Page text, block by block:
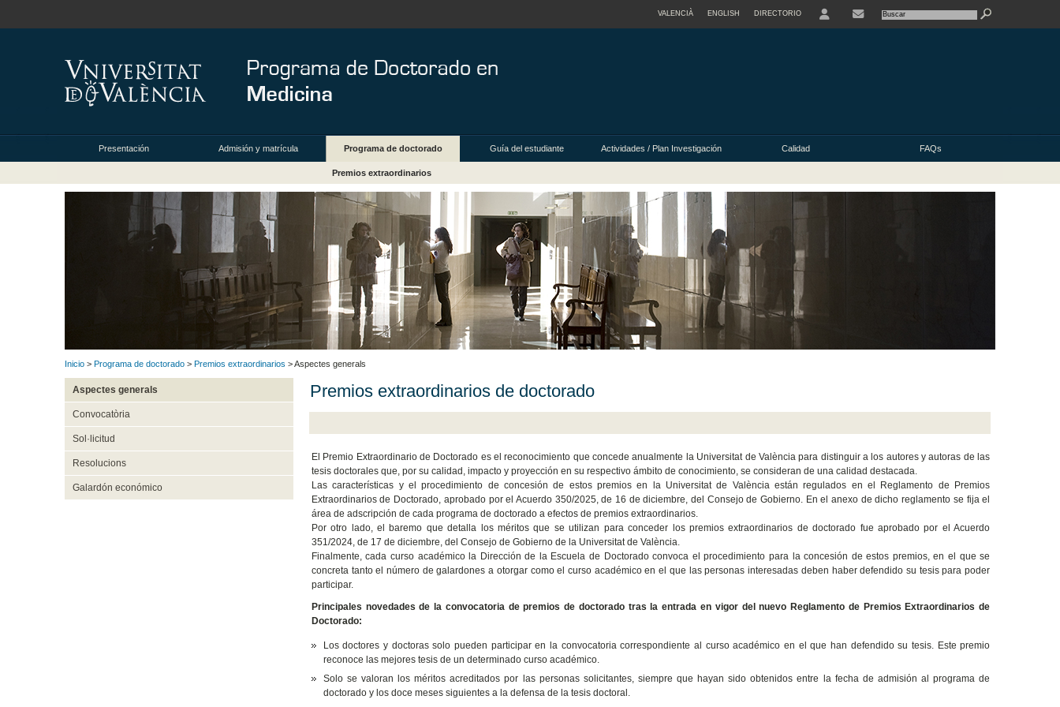
VALENCIÀ ENGLISH DIRECTORIO
Presentación Admisión y matrícula Programa de doctorado Guía del estudiante Actividades / Plan Investigación Calidad FAQs
Premios extraordinarios
Inicio > Programa de doctorado > Premios extraordinarios > Aspectes generals
Aspectes generals
Convocatòria
Sol·licitud
Resolucions
Galardón económico
Premios extraordinarios de doctorado
El Premio Extraordinario de Doctorado es el reconocimiento que concede anualmente la Universitat de València para distinguir a los autores y autoras de las
tesis doctorales que, por su calidad, impacto y proyección en su respectivo ámbito de conocimiento, se consideran de una calidad destacada.
Las características y el procedimiento de concesión de estos premios en la Universitat de València están regulados en el Reglamento de Premios
Extraordinarios de Doctorado, aprobado por el Acuerdo 350/2025, de 16 de diciembre, del Consejo de Gobierno. En el anexo de dicho reglamento se fija el
área de adscripción de cada programa de doctorado a efectos de premios extraordinarios.
Por otro lado, el baremo que detalla los méritos que se utilizan para conceder los premios extraordinarios de doctorado fue aprobado por el Acuerdo
351/2024, de 17 de diciembre, del Consejo de Gobierno de la Universitat de València.
Finalmente, cada curso académico la Dirección de la Escuela de Doctorado convoca el procedimiento para la concesión de estos premios, en el que se
concreta tanto el número de galardones a otorgar como el curso académico en el que las personas interesadas deben haber defendido su tesis para poder
participar.
Principales novedades de la convocatoria de premios de doctorado tras la entrada en vigor del nuevo Reglamento de Premios Extraordinarios de
Doctorado:
Los doctores y doctoras solo pueden participar en la convocatoria correspondiente al curso académico en el que han defendido su tesis. Este premio
reconoce las mejores tesis de un determinado curso académico.
Solo se valoran los méritos acreditados por las personas solicitantes, siempre que hayan sido obtenidos entre la fecha de admisión al programa de
doctorado y los doce meses siguientes a la defensa de la tesis doctoral.